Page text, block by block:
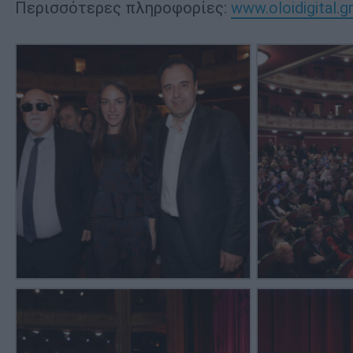
Περισσότερες πληροφορίες: www.oloidigital.gr